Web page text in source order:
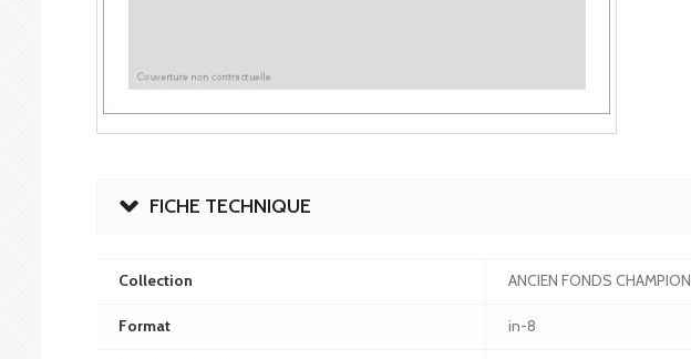
FICHE TECHNIQUE
Collection ANCIEN FONDS CHAMPION
Format in-8